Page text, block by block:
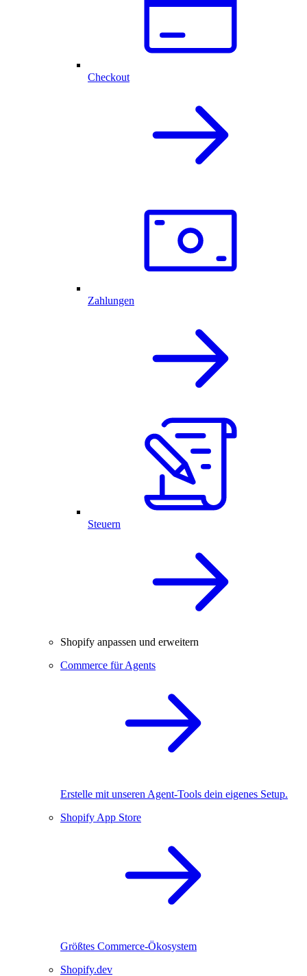
Checkout
Zahlungen
Steuern
Shopify anpassen und erweitern
Commerce für Agents
Erstelle mit unseren Agent-Tools dein eigenes Setup.
Shopify App Store
Größtes Commerce-Ökosystem
Shopify.dev